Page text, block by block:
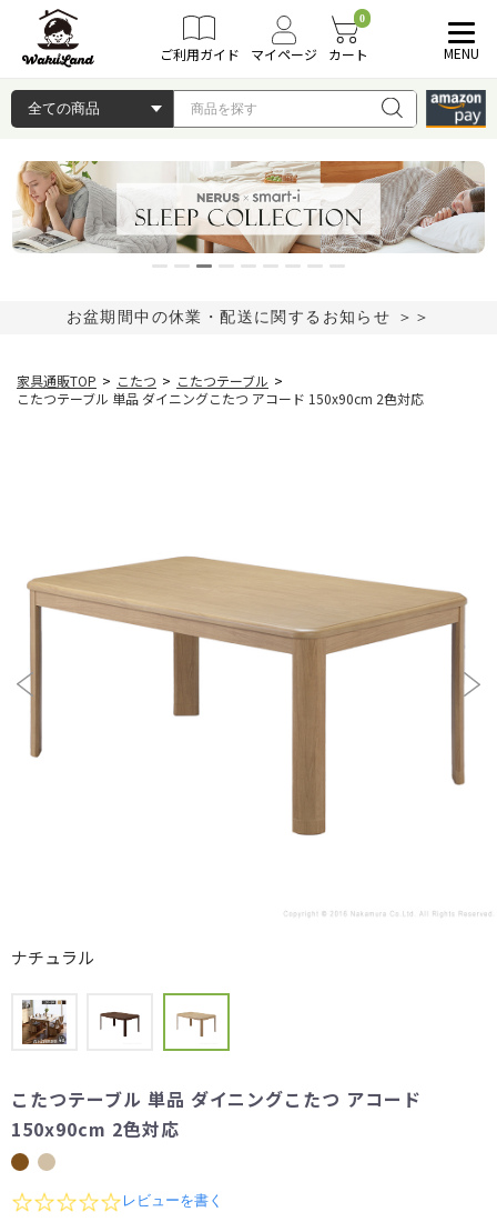
ご利用ガイド マイページ
0
カート MENU
お盆期間中の休業・配送に関するお知らせ ＞＞
家具通販TOP > こたつ > こたつテーブル >
こたつテーブル 単品 ダイニングこたつ アコード 150x90cm 2色対応
ナチュラル
こたつテーブル 単品 ダイニングこたつ アコード
150x90cm 2色対応
0.0
レビューを書く